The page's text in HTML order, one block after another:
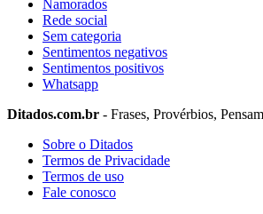
Namorados
Rede social
Sem categoria
Sentimentos negativos
Sentimentos positivos
Whatsapp
Ditados.com.br - Frases, Provérbios,
Sobre o Ditados
Termos de Privacidade
Termos de uso
Fale conosco